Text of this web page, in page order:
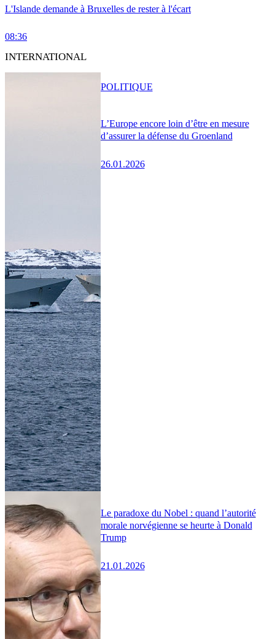
L'Islande demande à Bruxelles de rester à l'écart
08:36
INTERNATIONAL
L’Europe encore loin d’être en mesure
d’assurer la défense du Groenland
26.01.2026
POLITIQUE
Le paradoxe du Nobel : quand l’autorité
morale norvégienne se heurte à Donald
Trump
21.01.2026